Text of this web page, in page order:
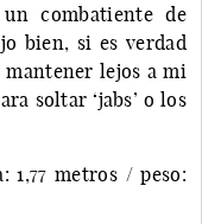
combatiente de
bien, si es verdad
mantener lejos a mi
soltar ‘jabs’ o los
1,77 metros / peso: